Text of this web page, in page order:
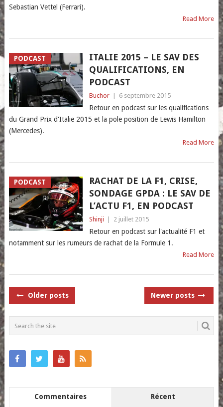
Sebastian Vettel (Ferrari).
Read More
PODCAST
ITALIE 2015 – LE SAV DES
QUALIFICATIONS, EN
PODCAST
Buchor 6 septembre 2015
Retour en podcast sur les qualifications
du Grand Prix d'Italie 2015 et la pole position de Lewis Hamilton
(Mercedes).
Read More
PODCAST
RACHAT DE LA F1, CRISE,
SONDAGE GPDA : LE SAV DE
L’ACTU F1, EN PODCAST
Shinji 2 juillet 2015
Retour en podcast sur l'actualité F1 et
notamment sur les rumeurs de rachat de la Formule 1.
Read More
POSTS
Older posts Newer posts
Commentaires Récent